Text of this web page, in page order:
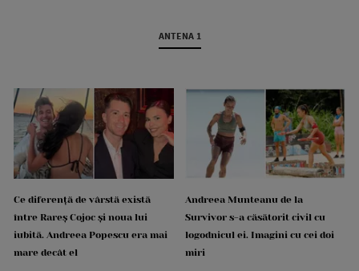
ANTENA 1
Ce diferență de vârstă există
între Rareș Cojoc și noua lui
iubită. Andreea Popescu era mai
mare decât el
Andreea Munteanu de la
Survivor s-a căsătorit civil cu
logodnicul ei. Imagini cu cei doi
miri